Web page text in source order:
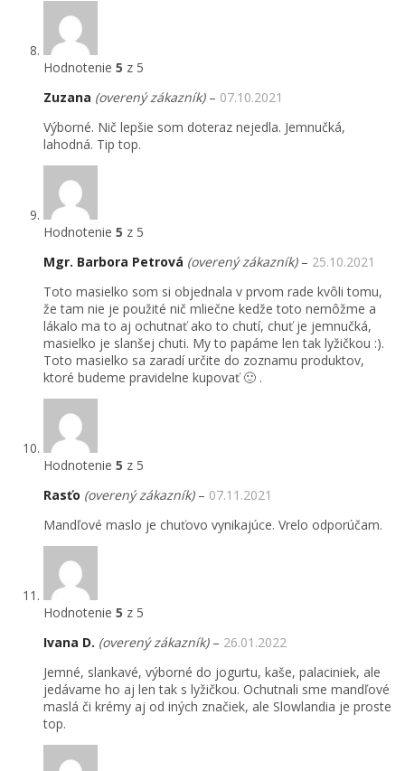
Hodnotenie 5 z 5
Zuzana (overený zákazník) – 07.10.2021
Výborné. Nič lepšie som doteraz nejedla. Jemnučká,
lahodná. Tip top.
Hodnotenie 5 z 5
Mgr. Barbora Petrová (overený zákazník) – 25.10.2021
Toto masielko som si objednala v prvom rade kvôli tomu,
že tam nie je použité nič mliečne kedže toto nemôžme a
lákalo ma to aj ochutnať ako to chutí, chuť je jemnučká,
masielko je slanšej chuti. My to papáme len tak lyžičkou :).
Toto masielko sa zaradí určite do zoznamu produktov,
ktoré budeme pravidelne kupovať 🙂 .
Hodnotenie 5 z 5
Rasťo (overený zákazník) – 07.11.2021
Mandľové maslo je chuťovo vynikajúce. Vrelo odporúčam.
Hodnotenie 5 z 5
Ivana D. (overený zákazník) – 26.01.2022
Jemné, slankavé, výborné do jogurtu, kaše, palaciniek, ale
jedávame ho aj len tak s lyžičkou. Ochutnali sme mandľové
maslá či krémy aj od iných značiek, ale Slowlandia je proste
top.